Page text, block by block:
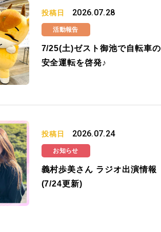
投稿日 2026.07.28
活動報告
7/25(土)ゼスト御池で自転車の
安全運転を啓発♪
投稿日 2026.07.24
お知らせ
義村歩美さん ラジオ出演情報
(7/24更新)